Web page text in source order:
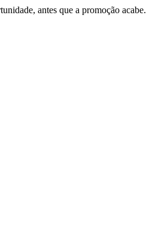
antes que a promoção acabe.